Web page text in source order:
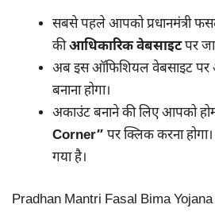
सबसे पहले आपको प्रधानमंत्री
कीआधिकारिक वेबसाइटपर
अब इस ऑफिशियल वेबसाइट
बनाना होगा।
अकाउंट बनाने की लिए आपको
Corner” पर क्लिक करना
गया है।
Pradhan Mantri Fasal Bima Yojana